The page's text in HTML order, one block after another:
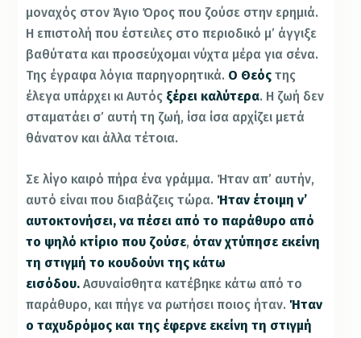
μοναχός στον Άγιο Όρος που ζούσε στην ερημιά.
Η επιστολή που έστειλες στο περιοδικό μ’ άγγιξε
βαθύτατα και προσεύχομαι νύχτα μέρα για σένα.
Της έγραφα λόγια παρηγορητικά. Ο Θεός της
έλεγα υπάρχει κι Αυτός ξέρει καλύτερα. Η ζωή δεν
σταματάει σ’ αυτή τη ζωή, ίσα ίσα αρχίζει μετά
θάνατον και άλλα τέτοια.
Σε λίγο καιρό πήρα ένα γράμμα. Ήταν απ’ αυτήν,
αυτό είναι που διαβάζεις τώρα. Ήταν έτοιμη ν’
αυτοκτονήσει, να πέσει από το παράθυρο από
το ψηλό κτίριο που ζούσε, όταν χτύπησε εκείνη
τη στιγμή το κουδούνι της κάτω
εισόδου. Ασυναίσθητα κατέβηκε κάτω από το
παράθυρο, και πήγε να ρωτήσει ποιος ήταν. Ήταν
ο ταχυδρόμος και της έφερνε εκείνη τη στιγμή